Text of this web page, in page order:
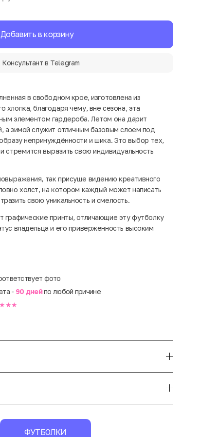
Добавить в корзину
Консультант в Telegram
в свободном крое, изготовлена из
хлопка, благодаря чему, вне сезона, эта
элементом гардероба. Летом она дарит
а зимой служит отличным базовым слоем под
непринуждённости и шика. Это выбор тех,
стремится выразить свою индивидуальность
так присуще видению креативного
холст, на котором каждый может написать
свою уникальность и смелость.
графические принты, отличающие эту футболку
владельца и его приверженность высоким
фото
- 90 днейпо любой причине
ФУТБОЛКИ